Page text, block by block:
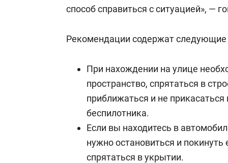
способ справиться с ситуацией», —
Рекомендации содержат следующие
При нахождении на улице
пространство, спрятаться в
приближаться и не
беспилотника.
Если вы находитесь в
нужно остановиться и
спрятаться в укрытии.